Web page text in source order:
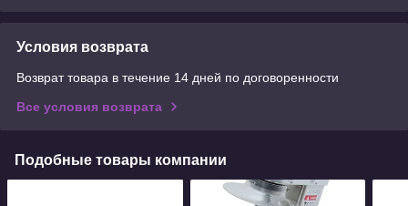
Условия возврата
Возврат товара в течение 14 дней по договоренности
Все условия возврата
Подобные товары компании